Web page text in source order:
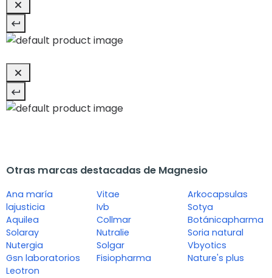
Otras marcas destacadas de Magnesio
Ana maría
lajusticia
Aquilea
Solaray
Nutergia
Gsn laboratorios
Leotron
Vitae
Ivb
Collmar
Nutralie
Solgar
Fisiopharma
Arkocapsulas
Sotya
Botánicapharma
Soria natural
Vbyotics
Nature's plus